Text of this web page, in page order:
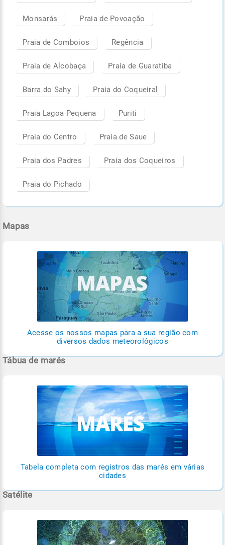
Monsarás Praia de Povoação
Praia de Comboios Regência
Praia de Alcobaça Praia de Guaratiba
Barra do Sahy Praia do Coqueiral
Praia Lagoa Pequena Puriti
Praia do Centro Praia de Saue
Praia dos Padres Praia dos Coqueiros
Praia do Pichado
Mapas
Acesse os nossos mapas para a sua região com
diversos dados meteorológicos
Tábua de marés
Tabela completa com registros das marés em várias
cidades
Satélite